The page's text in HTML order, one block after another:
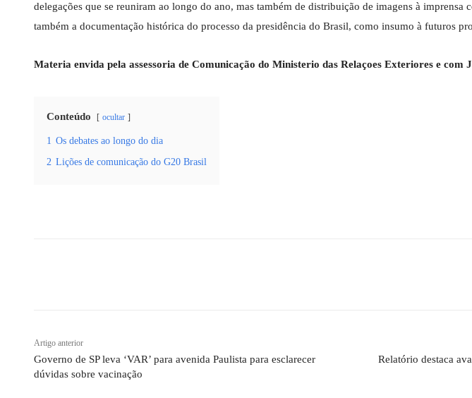
delegações que se reuniram ao longo do ano, mas também de distribuição de imagens à imprensa
também a documentação histórica do processo da presidência do Brasil, como insumo à futuros
Materia envida pela assessoria de Comunicação do Ministerio das Relaçoes Exteriores e com
Conteúdo ocultar
1 Os debates ao longo do dia
2 Lições de comunicação do G20 Brasil
Artigo anterior
Governo de SP leva ‘VAR’ para avenida Paulista para esclarecer
dúvidas sobre vacinação
Relatório destaca